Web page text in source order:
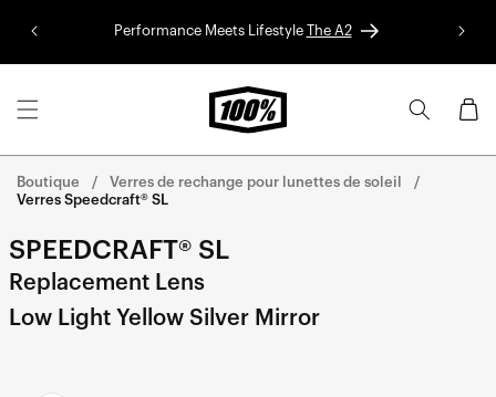
contenu
Performance Meets Lifestyle The A2
Panier
Boutique
Verres de rechange pour lunettes de soleil
Verres Speedcraft® SL
SPEEDCRAFT® SL
Replacement Lens
Low Light Yellow Silver Mirror